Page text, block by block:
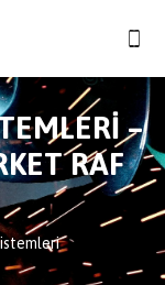
–
RAF